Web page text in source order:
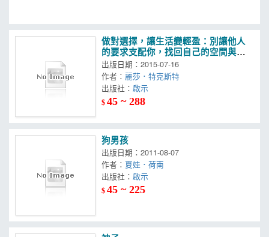
做對選擇，讓生活變輕盈：別讓他人
的要求支配你，找回自己的空間與自
由
出版日期：2015-07-16
作者： 麗莎．特克斯特
出版社：啟示
$45 ~ 288
狗男孩
出版日期：2011-08-07
作者： 夏娃．荷南
出版社：
$45 ~ 225